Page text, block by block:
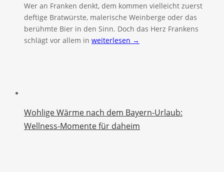
Wer an Franken denkt, dem kommen vielleicht zuerst
deftige Bratwürste, malerische Weinberge oder das
berühmte Bier in den Sinn. Doch das Herz Frankens
schlägt vor allem in weiterlesen →
Wohlige Wärme nach dem Bayern-Urlaub:
Wellness-Momente für daheim